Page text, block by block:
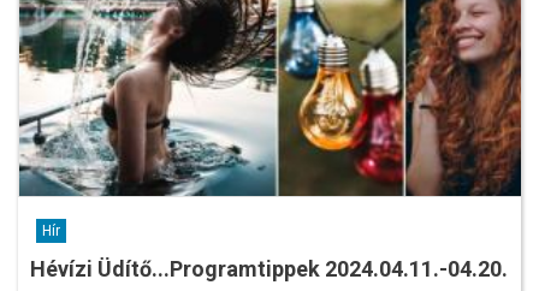
Hír
Hévízi Üdítő...Programtippek 2024.04.11.-04.20.